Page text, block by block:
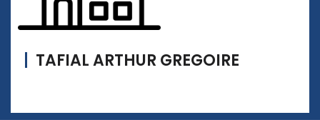
TAFIAL ARTHUR GREGOIRE